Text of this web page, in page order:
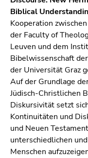
Biblical
Kooperation
der Faculty of
Leuven und dem
Bibelwissenschaft
der Universität Graz
Auf der Grundlage
Jüdisch-Christlichen
Diskursivität setzt
Kontinuitäten und
und Neuen
unterschiedlichen
Menschen